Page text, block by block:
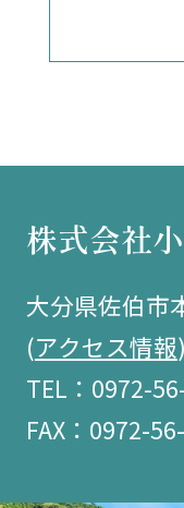
株式会社
大分県佐伯市
(アクセス情報)
TEL：0972-
FAX：0972-